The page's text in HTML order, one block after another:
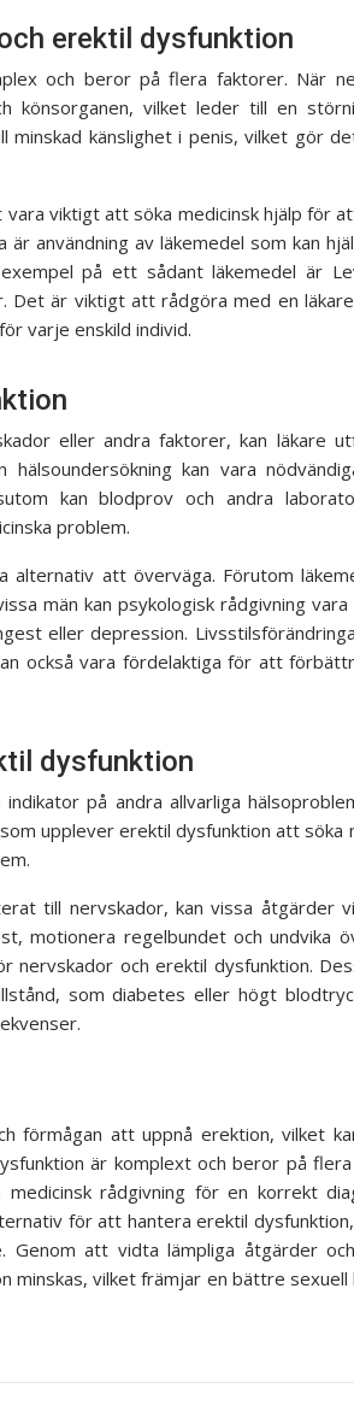
erektil dysfunktion
och beror på flera faktorer. När
könsorganen, vilket leder till en
minskad känslighet i penis, vilket gör
viktigt att söka medicinsk hjälp för
användning av läkemedel som kan
på ett sådant läkemedel är
är viktigt att rådgöra med en läkare
varje enskild individ.
eller andra faktorer, kan läkare
hälsoundersökning kan vara
kan blodprov och andra
problem.
alternativ att överväga. Förutom
män kan psykologisk rådgivning
eller depression.
också vara fördelaktiga för att
dysfunktion
på andra allvarliga
upplever erektil dysfunktion att söka
till nervskador, kan vissa åtgärder
motionera regelbundet och undvika
nervskador och erektil dysfunktion.
som diabetes eller högt
förmågan att uppnå erektion, vilket
är komplext och beror på
rådgivning för en korrekt
för att hantera erektil
Genom att vidta lämpliga åtgärder
minskas, vilket främjar en bättre sexuell